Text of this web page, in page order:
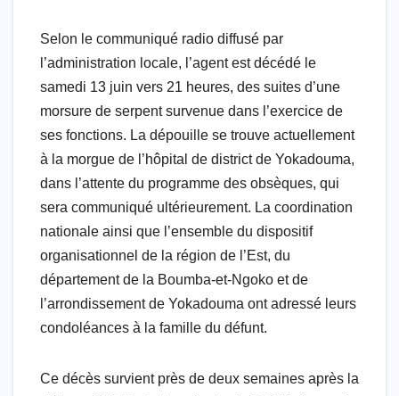
Selon le communiqué radio diffusé par
l’administration locale, l’agent est décédé le
samedi 13 juin vers 21 heures, des suites d’une
morsure de serpent survenue dans l’exercice de
ses fonctions. La dépouille se trouve actuellement
à la morgue de l’hôpital de district de Yokadouma,
dans l’attente du programme des obsèques, qui
sera communiqué ultérieurement. La coordination
nationale ainsi que l’ensemble du dispositif
organisationnel de la région de l’Est, du
département de la Boumba-et-Ngoko et de
l’arrondissement de Yokadouma ont adressé leurs
condoléances à la famille du défunt.
Ce décès survient près de deux semaines après la